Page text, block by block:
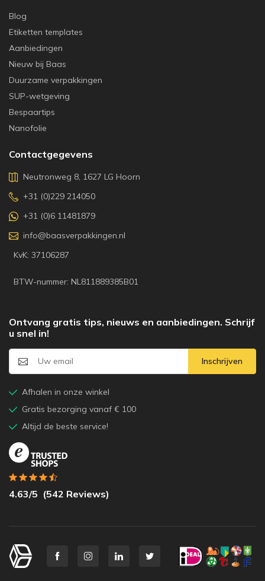
Blog
Etiketten templates
Aanbiedingen
Nieuw bij Baas
Duurzame verpakkingen
SUP-wetgeving
Bespaartips
Nanofolie
Contactgegevens
Neutronweg 8, 1627 LG Hoorn
+31 (0)229 214050
+31 (0)6 11481879
info@baasverpakkingen.nl
KvK: 37106287
BTW-nummer: NL811889385B01
Ontvang gratis tips, nieuws en aanbiedingen. Schrijf
u snel in!
Inschrijven
Afhalen in onze winkel
Gratis bezorging vanaf € 100
Altijd de beste service!
4.63/5 (542 Reviews)